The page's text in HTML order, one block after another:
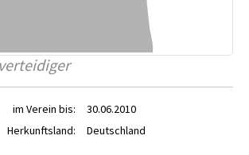
im Verein bis:
30.06.2010
Herkunftsland:
Deutschland